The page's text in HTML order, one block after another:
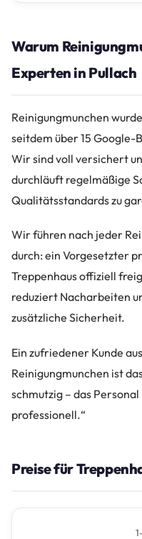
Warum
Experten in Pullach
Reinigungmunchen
seitdem über 15
Wir sind voll versichert
durchläuft regelmäßige
Qualitätsstandards zu
Wir führen nach jeder
durch: ein Vorgesetzter
Treppenhaus offiziell
reduziert Nacharbeiten
zusätzliche Sicherheit.
Ein zufriedener Kunde
Reinigungmunchen ist
schmutzig – das
professionell.“
Preise für